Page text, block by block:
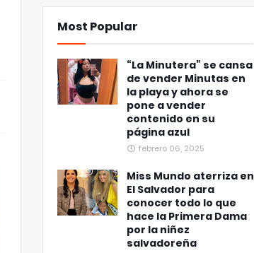
Most Popular
“La Minutera” se cansa
de vender Minutas en
la playa y ahora se
pone a vender
contenido en su
página azul
febrero 06, 2025
Miss Mundo aterriza en
El Salvador para
conocer todo lo que
hace la Primera Dama
por la niñez
salvadoreña